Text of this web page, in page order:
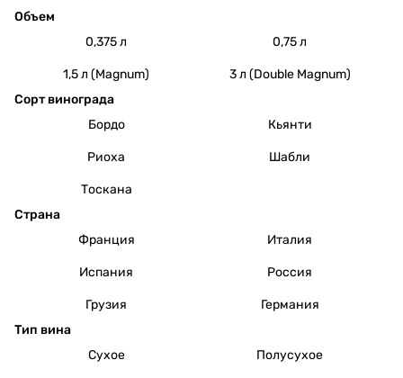
Объем
0,375 л
0,75 л
1,5 л (Magnum)
3 л (Double Magnum)
Сорт винограда
Бордо
Кьянти
Риоха Шабли
Тоскана
Страна
Франция
Италия
Испания Россия
Грузия
Германия
Тип вина
Сухое
Полусухое